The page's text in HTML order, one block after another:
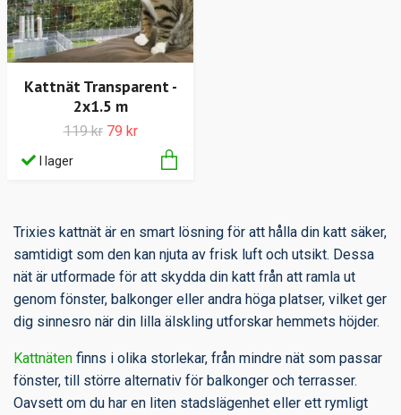
Kattnät Transparent -
2x1.5 m
119 kr 79 kr
I lager
Trixies kattnät är en smart lösning för att hålla din katt säker,
samtidigt som den kan njuta av frisk luft och utsikt. Dessa
nät är utformade för att skydda din katt från att ramla ut
genom fönster, balkonger eller andra höga platser, vilket ger
dig sinnesro när din lilla älskling utforskar hemmets höjder.
Kattnäten finns i olika storlekar, från mindre nät som passar
fönster, till större alternativ för balkonger och terrasser.
Oavsett om du har en liten stadslägenhet eller ett rymligt